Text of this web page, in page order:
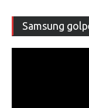
Samsung